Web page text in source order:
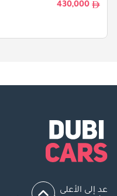
430,000
عد إلى الأعلى